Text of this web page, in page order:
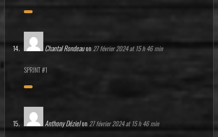
Chantal Rondeauon 27 février 2024 at 15 h 46 min
SPRINT #1
Anthony Dézielon 27 février 2024 at 15 h 46 min